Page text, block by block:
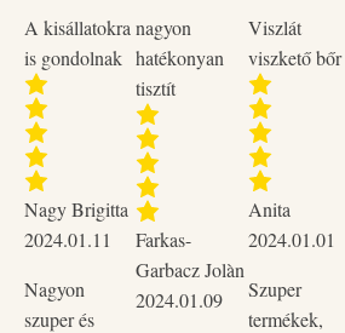
Küldetéskártyák (10db)
Meglepetéskártyák (10 db)
Mesekártyák (5 db)
„Az 5 szeretetnyelv” segédkártya (1
„Az én köröm” segédkártyák (4 db)
Játék- és mesefüzet
A kisállatokra
is gondolnak
Nagy Brigitta
2024.01.11
Nagyon
szuper és
nagyon
hatékonyan
tisztít
Farkas-
Garbacz Jolàn
2024.01.09
Viszlát
viszkető bőr
Anita
2024.01.01
Szuper
termékek,